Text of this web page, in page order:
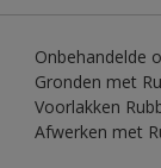
Onbehandelde
Gronden met
Voorlakken
Afwerken met